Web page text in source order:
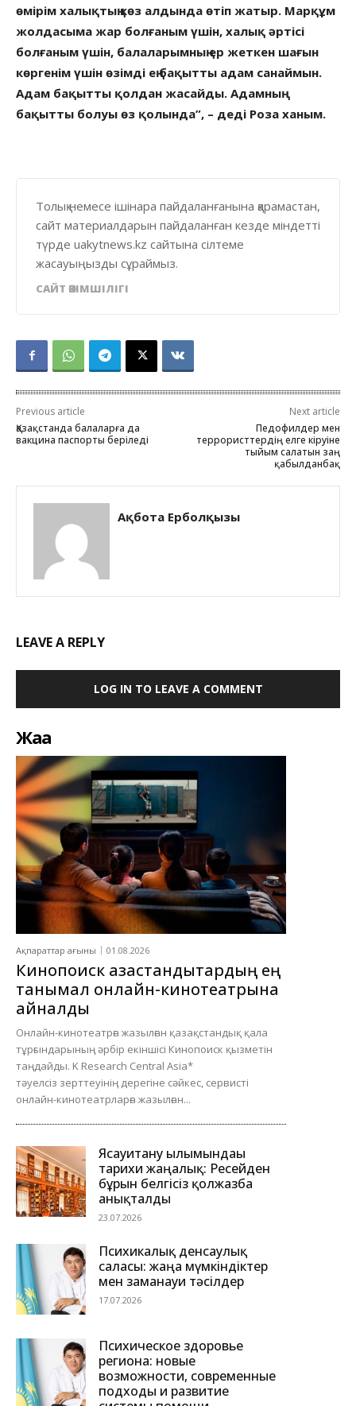
өмірім халықтың көз алдында өтіп жатыр. Марқұм
жолдасыма жар болғаным үшін, халық әртісі
болғаным үшін, балаларымның ер жеткен шағын
көргенім үшін өзімді ең бақытты адам санаймын.
Адам бақытты қолдан жасайды. Адамның
бақытты болуы өз қолында”, – деді Роза ханым.
Толық немесе ішінара пайдаланғанына қарамастан,
сайт материалдарын пайдаланған кезде міндетті
түрде uakytnews.kz сайтына сілтеме
жасауыңызды сұраймыз.
САЙТ ӘКІМШІЛІГІ
Previous article
Қазақстанда балаларға да
вакцина паспорты беріледі
Next article
Педофилдер мен
террористтердің елге кіруіне
тыйым салатын заң
қабылданбақ
Ақбота Ерболқызы
LEAVE A REPLY
LOG IN TO LEAVE A COMMENT
Жаңа
Ақпараттар ағыны 01.08.2026
Кинопоиск қазақстандықтардың ең
танымал онлайн-кинотеатрына
айналды
Онлайн-кинотеатрға жазылған қазақстандық қала
тұрғындарының әрбір екіншісі Кинопоиск қызметін
таңдайды. K Research Central Asia*
тәуелсіз зерттеуінің дерегіне сәйкес, сервисті
онлайн-кинотеатрларға жазылған...
Ясауитану ғылымындағы
тарихи жаңалық: Ресейден
бұрын белгісіз қолжазба
анықталды
23.07.2026
Психикалық денсаулық
саласы: жаңа мүмкіндіктер
мен заманауи тәсілдер
17.07.2026
Психическое здоровье
региона: новые
возможности, современные
подходы и развитие